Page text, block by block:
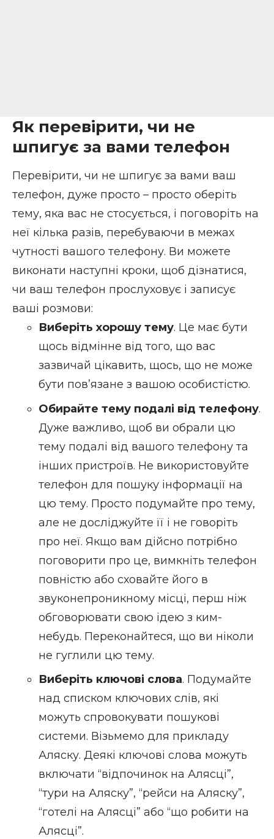
Як перевірити, чи не
шпигує за вами телефон
Перевірити, чи не шпигує за вами ваш
телефон, дуже просто – просто оберіть
тему, яка вас не стосується, і поговоріть на
неї кілька разів, перебуваючи в межах
чутності вашого телефону. Ви можете
виконати наступні кроки, щоб дізнатися,
чи ваш телефон прослуховує і записує
ваші розмови:
Виберіть хорошу тему. Це має бути
щось відмінне від того, що вас
зазвичай цікавить, щось, що не може
бути пов’язане з вашою особистістю.
Обирайте тему подалі від телефону.
Дуже важливо, щоб ви обрали цю
тему подалі від вашого телефону та
інших пристроїв. Не використовуйте
телефон для пошуку інформації на
цю тему. Просто подумайте про тему,
але не досліджуйте її і не говоріть
про неї. Якщо вам дійсно потрібно
поговорити про це, вимкніть телефон
повністю або сховайте його в
звуконепроникному місці, перш ніж
обговорювати свою ідею з ким-
небудь. Переконайтеся, що ви ніколи
не гуглили цю тему.
Виберіть ключові слова. Подумайте
над списком ключових слів, які
можуть спровокувати пошукові
системи. Візьмемо для прикладу
Аляску. Деякі ключові слова можуть
включати “відпочинок на Алясці”,
“тури на Аляску”, “рейси на Аляску”,
“готелі на Алясці” або “що робити на
Алясці”.